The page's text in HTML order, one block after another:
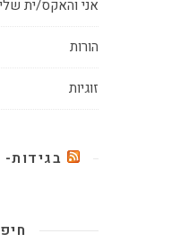
אני והאקס/ית שלי
הורות
זוגיות
בגידות-